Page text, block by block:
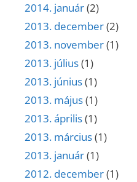
2014. január(2)
2013. december(2)
2013. november(1)
2013. július(1)
2013. június(1)
2013. május(1)
2013. április(1)
2013. március(1)
2013. január(1)
2012. december(1)